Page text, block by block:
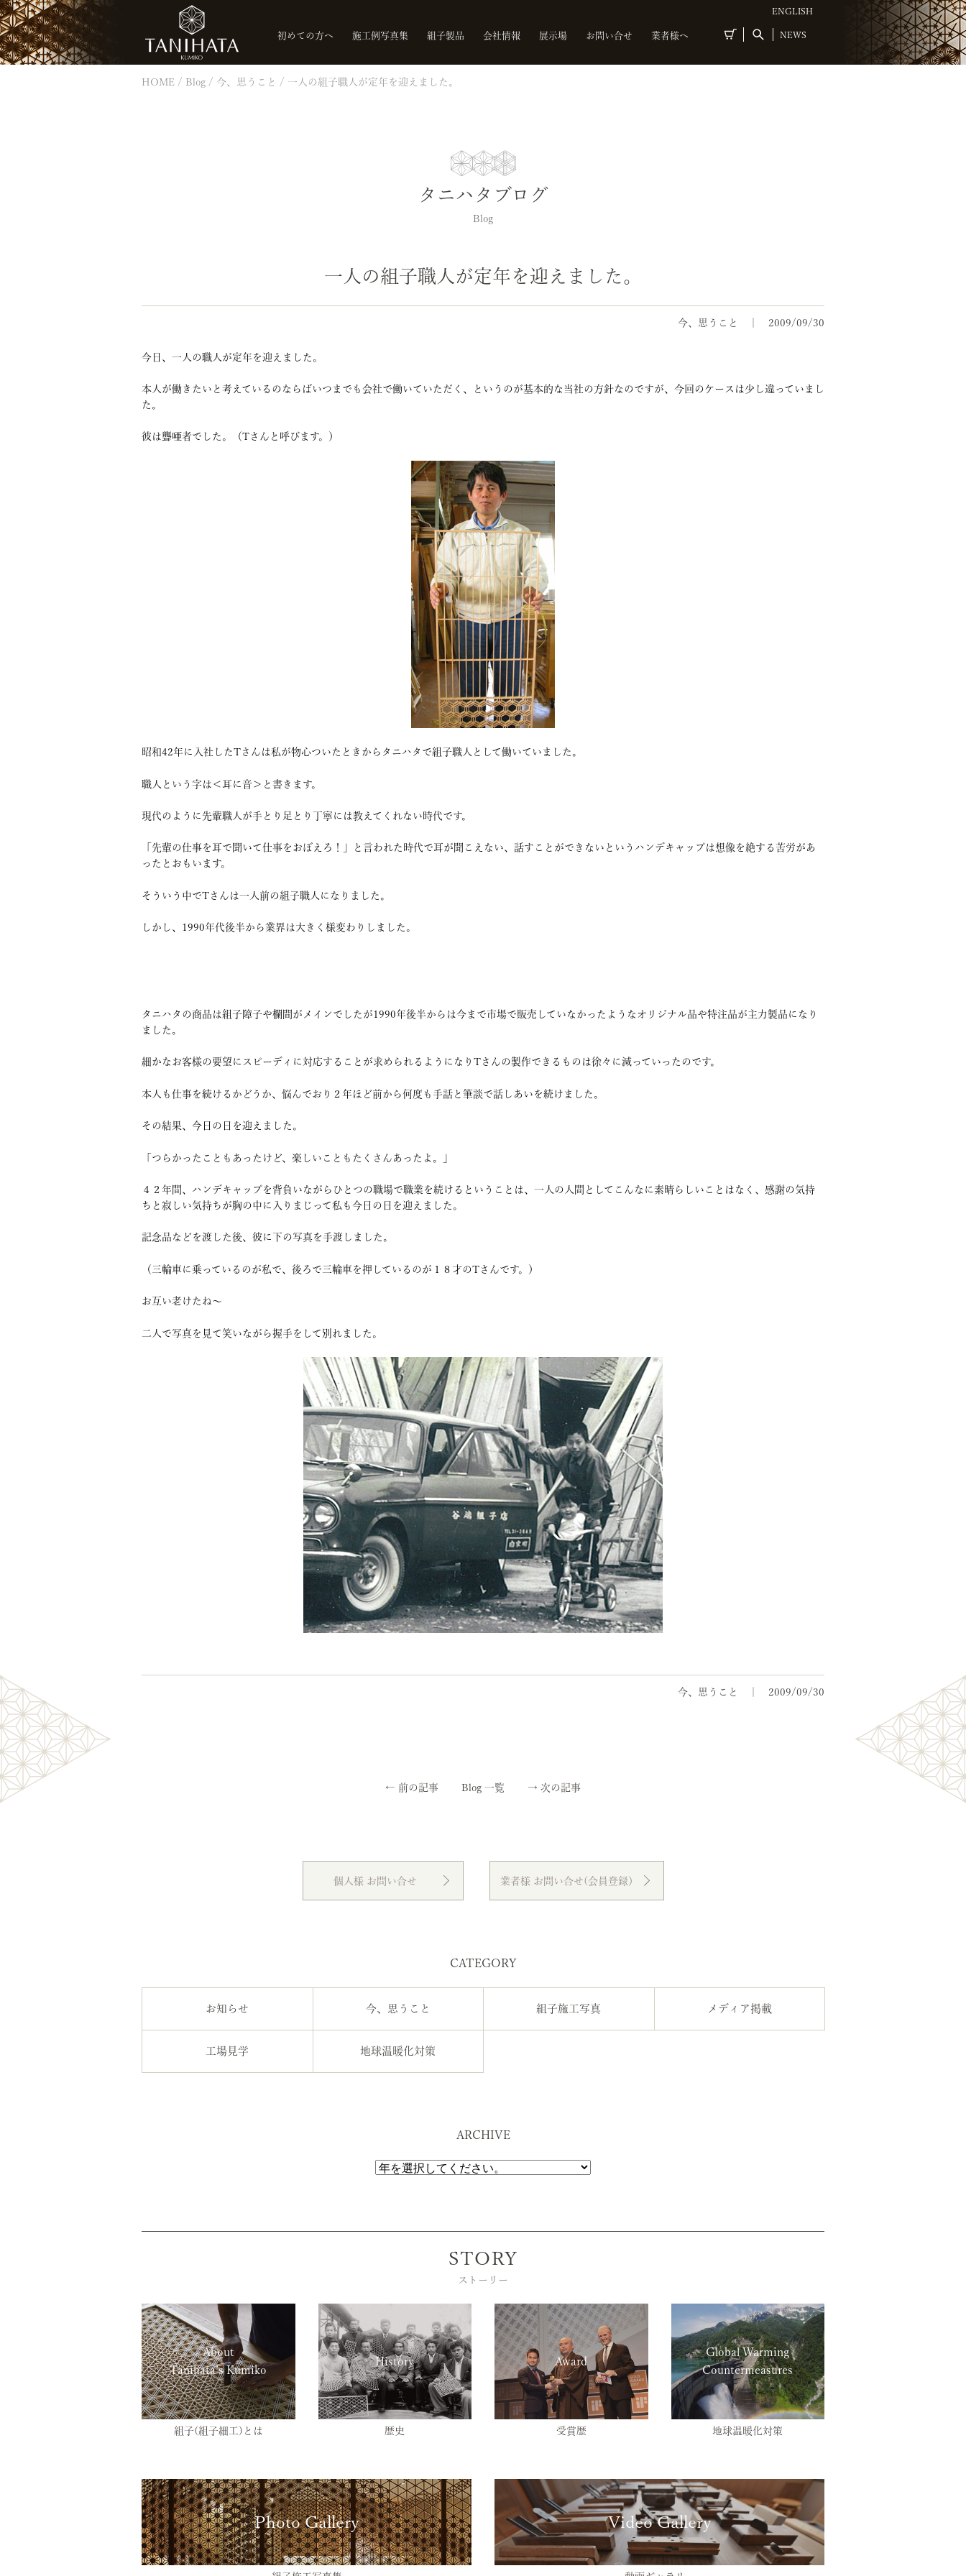
初めての方へ 施工例写真集 組子製品 会社情報 展示場 お問い合せ 業者様へ
ENGLISH
NEWS
HOME Blog 今、思うこと 一人の組子職人が定年を迎えました。
タニハタブログ
Blog
一人の組子職人が定年を迎えました。
今、思うこと 2009/09/30
今日、一人の職人が定年を迎えました。
本人が働きたいと考えているのならばいつまでも会社で働いていただく、というのが基本的な当社の方針なのですが、今回のケースは少し違っていまし
た。
彼は聾唖者でした。（Tさんと呼びます。）
昭和42年に入社したTさんは私が物心ついたときからタニハタで組子職人として働いていました。
職人という字は＜耳に音＞と書きます。
現代のように先輩職人が手とり足とり丁寧には教えてくれない時代です。
「先輩の仕事を耳で聞いて仕事をおぼえろ！」と言われた時代で耳が聞こえない、話すことができないというハンデキャップは想像を絶する苦労があ
ったとおもいます。
そういう中でTさんは一人前の組子職人になりました。
しかし、1990年代後半から業界は大きく様変わりしました。
タニハタの商品は組子障子や欄間がメインでしたが1990年後半からは今まで市場で販売していなかったようなオリジナル品や特注品が主力製品になり
ました。
細かなお客様の要望にスピーディに対応することが求められるようになりTさんの製作できるものは徐々に減っていったのです。
本人も仕事を続けるかどうか、悩んでおり２年ほど前から何度も手話と筆談で話しあいを続けました。
その結果、今日の日を迎えました。
「つらかったこともあったけど、楽しいこともたくさんあったよ。」
４２年間、ハンデキャップを背負いながらひとつの職場で職業を続けるということは、一人の人間としてこんなに素晴らしいことはなく、感謝の気持
ちと寂しい気持ちが胸の中に入りまじって私も今日の日を迎えました。
記念品などを渡した後、彼に下の写真を手渡しました。
（三輪車に乗っているのが私で、後ろで三輪車を押しているのが１８才のTさんです。）
お互い老けたね～
二人で写真を見て笑いながら握手をして別れました。
今、思うこと 2009/09/30
← 前の記事 Blog 一覧 → 次の記事
個人様 お問い合せ 業者様 お問い合せ(会員登録）
CATEGORY
お知らせ 今、思うこと 組子施工写真 メディア掲載
工場見学 地球温暖化対策
ARCHIVE
STORY
ストーリー
About
Tanihata’s Kumiko
組子(組子細工)とは
History
歴史
Award
受賞歴
Global Warming
Countermeasures
地球温暖化対策
Photo Gallery Video Gallery